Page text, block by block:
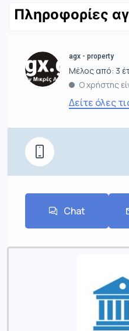
Πληροφορίες
agx - property
Μέλος από: 3
Ο χρήστης
Δείτε όλες
Chat